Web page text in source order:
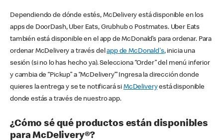
Dependiendo de dónde estés, McDelivery está disponible en los
apps de DoorDash, Uber Eats, Grubhub o Postmates. Uber Eats
también está disponible en el app de McDonald’s para ordenar. Para
ordenar McDelivery a través delapp de McDonald's, inicia una
sesión (si no lo has hecho ya). Selecciona “Order” del menú inferior
y cambia de “Pickup” a “McDelivery’” Ingresa la dirección donde
quieres la entrega y se te notificará si McDeliveryestá disponible
donde estás a través de nuestro app.
¿Cómo sé qué productos están disponibles
para McDelivery®?